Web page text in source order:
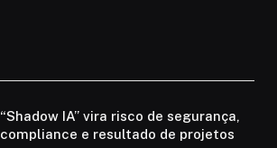
“Shadow IA” vira risco de segurança,
compliance e resultado de projetos